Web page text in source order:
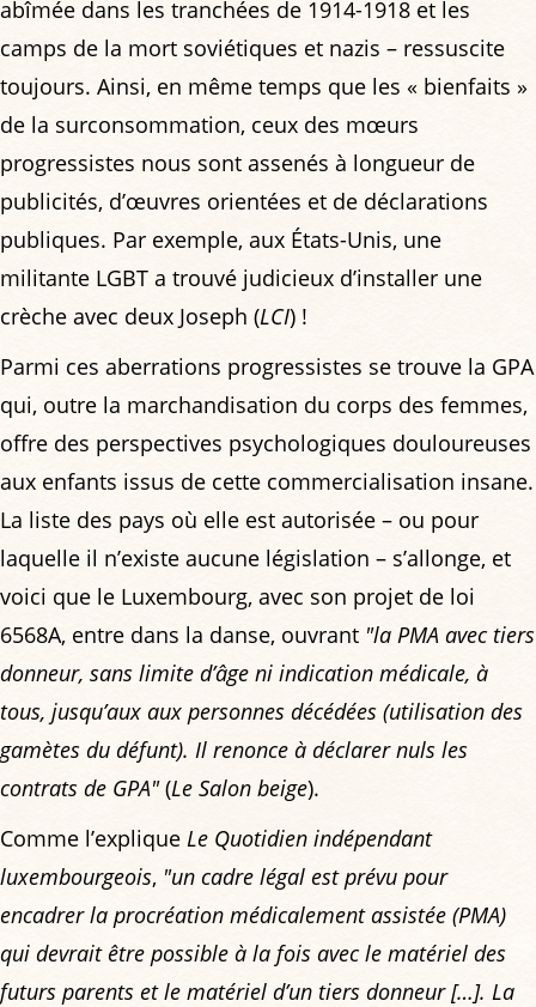
abîmée dans les tranchées de 1914-1918 et les
camps de la mort soviétiques et nazis – ressuscite
toujours. Ainsi, en même temps que les « bienfaits »
de la surconsommation, ceux des mœurs
progressistes nous sont assenés à longueur de
publicités, d’œuvres orientées et de déclarations
publiques. Par exemple, aux États-Unis, une
militante LGBT a trouvé judicieux d’installer une
crèche avec deux Joseph (LCI) !
Parmi ces aberrations progressistes se trouve la GPA
qui, outre la marchandisation du corps des femmes,
offre des perspectives psychologiques douloureuses
aux enfants issus de cette commercialisation insane.
La liste des pays où elle est autorisée – ou pour
laquelle il n’existe aucune législation – s’allonge, et
voici que le Luxembourg, avec son projet de loi
6568A, entre dans la danse, ouvrant "la PMA avec tiers
donneur, sans limite d’âge ni indication médicale, à
tous, jusqu’aux aux personnes décédées (utilisation des
gamètes du défunt). Il renonce à déclarer nuls les
contrats de GPA"(Le Salon beige).
Comme l’explique Le Quotidien indépendant
luxembourgeois, "un cadre légal est prévu pour
encadrer la procréation médicalement assistée (PMA)
qui devrait être possible à la fois avec le matériel des
futurs parents et le matériel d’un tiers donneur […]. La